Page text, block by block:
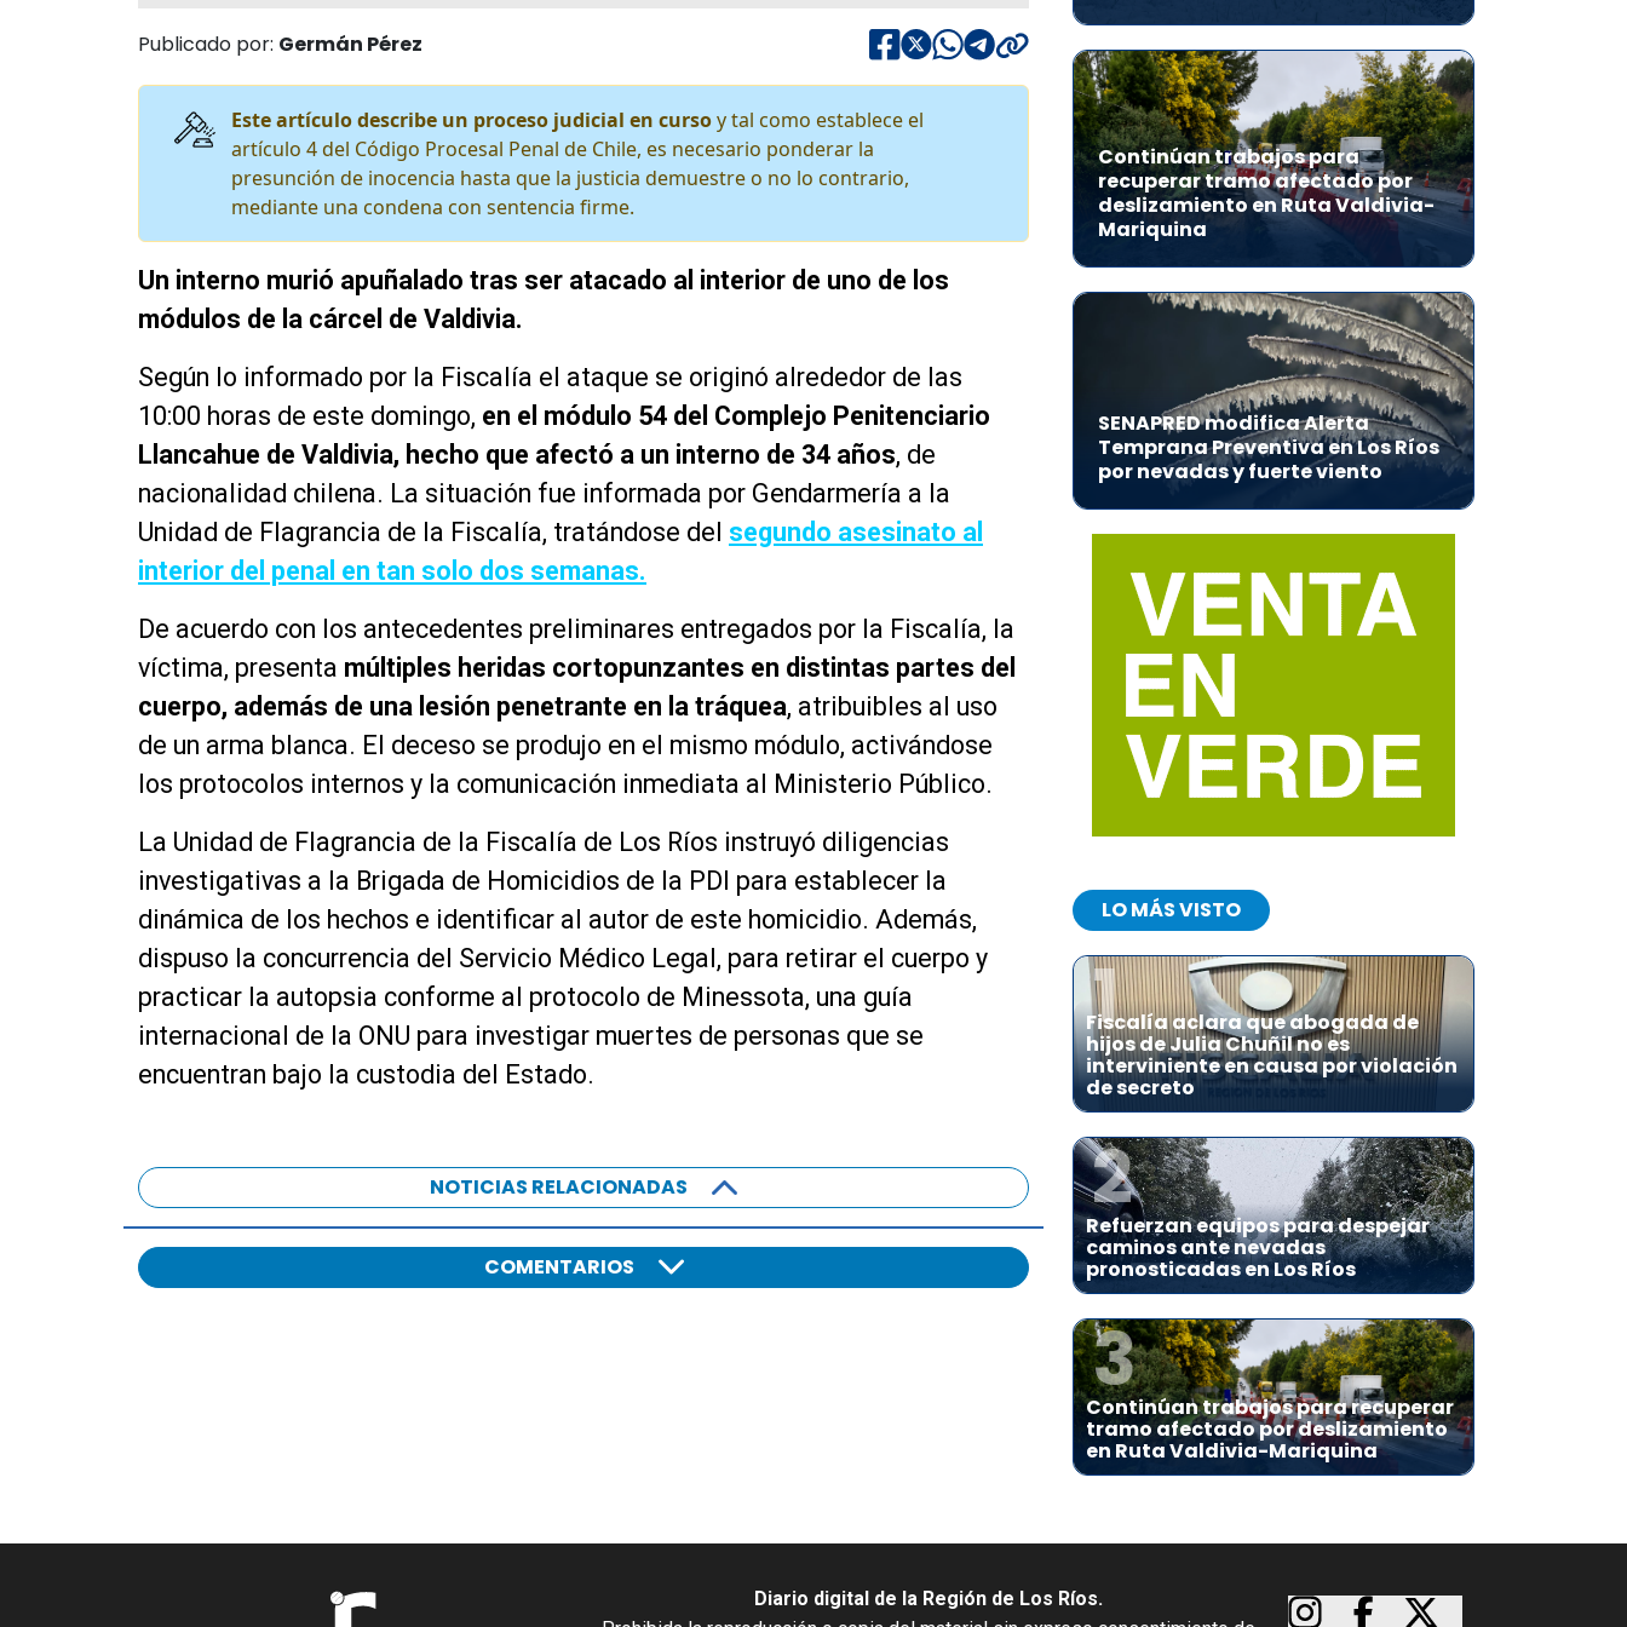
Publicado por: Germán Pérez
Este artículo describe un proceso judicial en cursoy tal como establece el
artículo 4 del Código Procesal Penal de Chile, es necesario ponderar la
presunción de inocencia hasta que la justicia demuestre o no lo contrario,
mediante una condena con sentencia firme.
Un interno murió apuñalado tras ser atacado al interior de uno de los
módulos de la cárcel de Valdivia.
Según lo informado por la Fiscalía el ataque se originó alrededor de las
10:00 horas de este domingo, en el módulo 54 del Complejo Penitenciario
Llancahue de Valdivia, hecho que afectó a un interno de 34 años, de
nacionalidad chilena. La situación fue informada por Gendarmería a la
Unidad de Flagrancia de la Fiscalía, tratándose del segundo asesinato al
interior del penal en tan solo dos semanas.
De acuerdo con los antecedentes preliminares entregados por la Fiscalía, la
víctima, presenta múltiples heridas cortopunzantes en distintas partes del
cuerpo, además de una lesión penetrante en la tráquea, atribuibles al uso
de un arma blanca. El deceso se produjo en el mismo módulo, activándose
los protocolos internos y la comunicación inmediata al Ministerio Público.
La Unidad de Flagrancia de la Fiscalía de Los Ríos instruyó diligencias
investigativas a la Brigada de Homicidios de la PDI para establecer la
dinámica de los hechos e identificar al autor de este homicidio. Además,
dispuso la concurrencia del Servicio Médico Legal, para retirar el cuerpo y
practicar la autopsia conforme al protocolo de Minessota, una guía
internacional de la ONU para investigar muertes de personas que se
encuentran bajo la custodia del Estado.
NOTICIAS RELACIONADAS
COMENTARIOS
Continúan trabajos para
recuperar tramo afectado por
deslizamiento en Ruta Valdivia-
Mariquina
SENAPRED modifica Alerta
Temprana Preventiva en Los Ríos
por nevadas y fuerte viento
LO MÁS VISTO
1
Fiscalía aclara que abogada de
hijos de Julia Chuñil no es
interviniente en causa por violación
de secreto
2
Refuerzan equipos para despejar
caminos ante nevadas
pronosticadas en Los Ríos
3
Continúan trabajos para recuperar
tramo afectado por deslizamiento
en Ruta Valdivia-Mariquina
Diario digital de la Región de Los Ríos.